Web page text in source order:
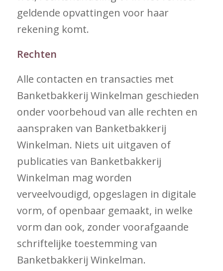
geldende opvattingen voor haar
rekening komt.
Rechten
Alle contacten en transacties met
Banketbakkerij Winkelman geschieden
onder voorbehoud van alle rechten en
aanspraken van Banketbakkerij
Winkelman. Niets uit uitgaven of
publicaties van Banketbakkerij
Winkelman mag worden
verveelvoudigd, opgeslagen in digitale
vorm, of openbaar gemaakt, in welke
vorm dan ook, zonder voorafgaande
schriftelijke toestemming van
Banketbakkerij Winkelman.